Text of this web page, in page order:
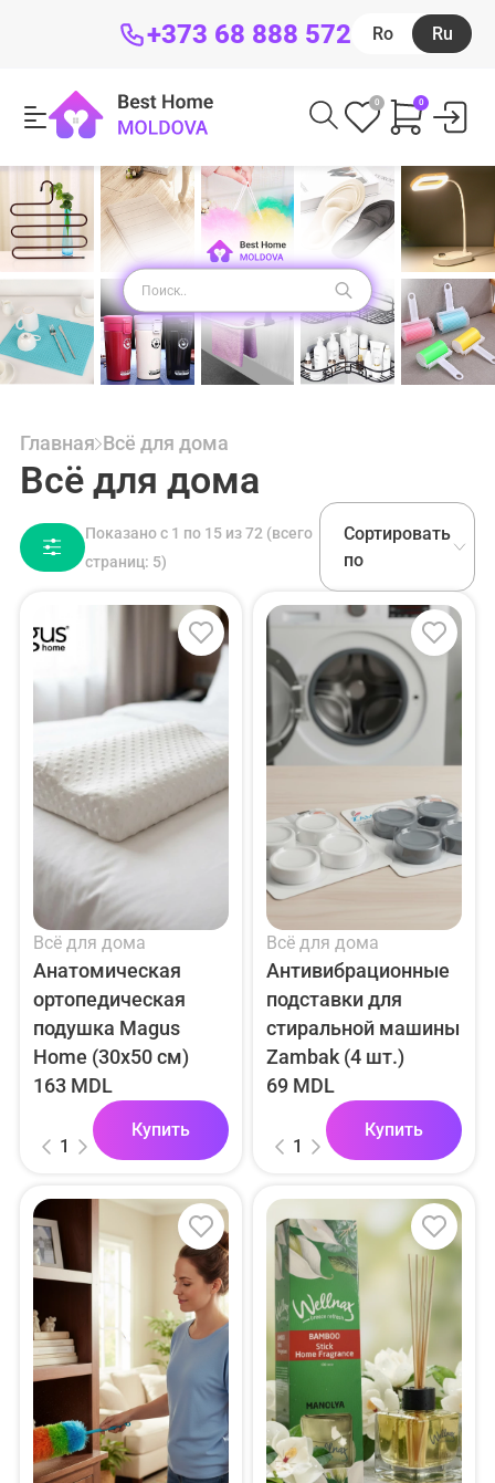
+373 68 888 572 Ro Ru
0 0
Главная Всё для дома
Всё для дома
Показано с 1 по 15 из 72 (всего
страниц: 5)
Сортировать
по
Всё для дома
Анатомическая
ортопедическая
подушка Magus
Home (30x50 см)
163 MDL
1
Купить
Всё для дома
Антивибрационные
подставки для
стиральной машины
Zambak (4 шт.)
69 MDL
1
Купить